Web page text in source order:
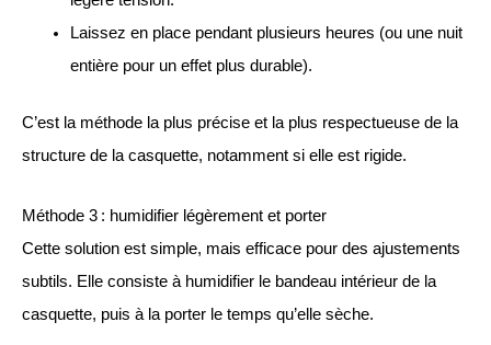
Laissez en place pendant plusieurs heures (ou une nuit
entière pour un effet plus durable).
C’est la méthode la plus précise et la plus respectueuse de la
structure de la casquette, notamment si elle est rigide.
Méthode 3 : humidifier légèrement et porter
Cette solution est simple, mais efficace pour des ajustements
subtils. Elle consiste à humidifier le bandeau intérieur de la
casquette, puis à la porter le temps qu’elle sèche.